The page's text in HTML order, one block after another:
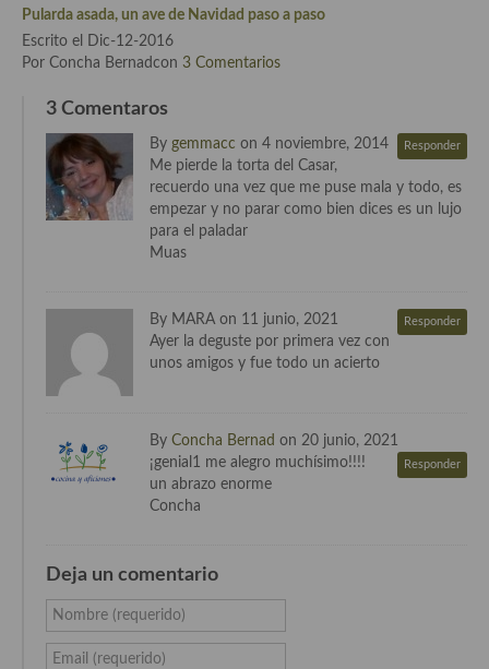
Cocina de Guatemala
Cocina de Nicaragua
Cocina Ecuatoriana
Cocina Jamaicana
Cocina Mexicana
Cocina israelí
Cocina libanesa
Cocina Siria
Cocina Azerí (Azerbaiyán)
Cocina Oriental
Pularda asada, un ave de Navidad paso a paso
Escrito el Dic-12-2016
Por Concha Bernadcon 3 Comentarios
3 Comentaros
By gemmacc on 4 noviembre, 2014 Responder
Me pierde la torta del Casar,
recuerdo una vez que me puse mala y todo, es
empezar y no parar como bien dices es un lujo
para el paladar
Muas
By MARA on 11 junio, 2021 Responder
Ayer la deguste por primera vez con
unos amigos y fue todo un acierto
By Concha Bernad on 20 junio, 2021
Responder
¡genial1 me alegro muchísimo!!!!
un abrazo enorme
Concha
Deja un comentario
Nombre (requerido)
Email (requerido)